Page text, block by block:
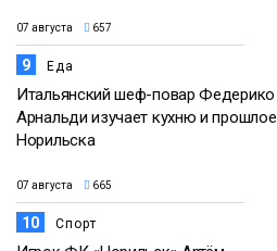
07 августа 657
9 Еда
Итальянский шеф-повар Федерико
Арнальди изучает кухню и прошлое
Норильска
07 августа 665
10 Спорт